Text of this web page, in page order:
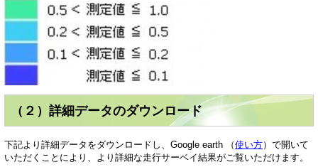
（２）詳細データのダウンロード
下記より詳細データをダウンロードし、Google earth （使い方）で開いて
いただくことにより、より詳細な走行サーベイ結果がご覧いただけます。